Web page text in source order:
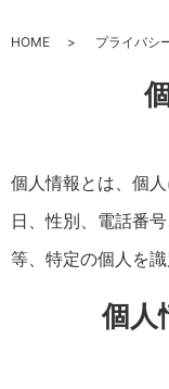
HOME プライバシ
個人情報とは、個
日、性別、電話番
等、特定の個人を
個人